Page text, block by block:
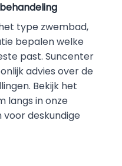
type zwembad,
bepalen welke
past. Suncenter
advies over de
Bekijk het
langs in onze
voor deskundige